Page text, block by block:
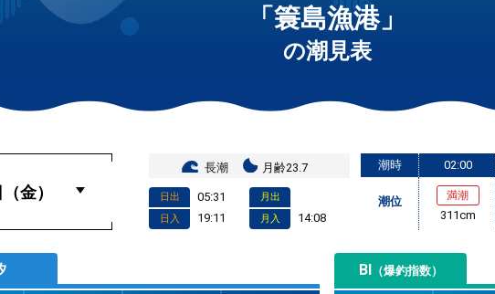
「簑島漁港」
の潮見表
長潮 月齢23.7
日出 05:31
日入 19:11
月出
月入
14:08
潮時
潮位
02:00
満潮
311cm
BI （爆釣指数）